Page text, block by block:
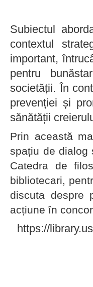
Subiectul
contextul
important,
pentru
societății. În
prevenției și
sănătății
Prin această
spațiu de dialog
Catedra de
bibliotecari,
discuta despre
acțiune în
https://